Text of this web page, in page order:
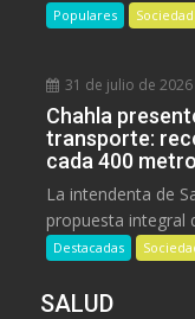
Populares Sociedad
31 de julio de 2026
Chahla
transporte:
cada 400
La intendenta de
propuesta integral
Destacadas
SALUD